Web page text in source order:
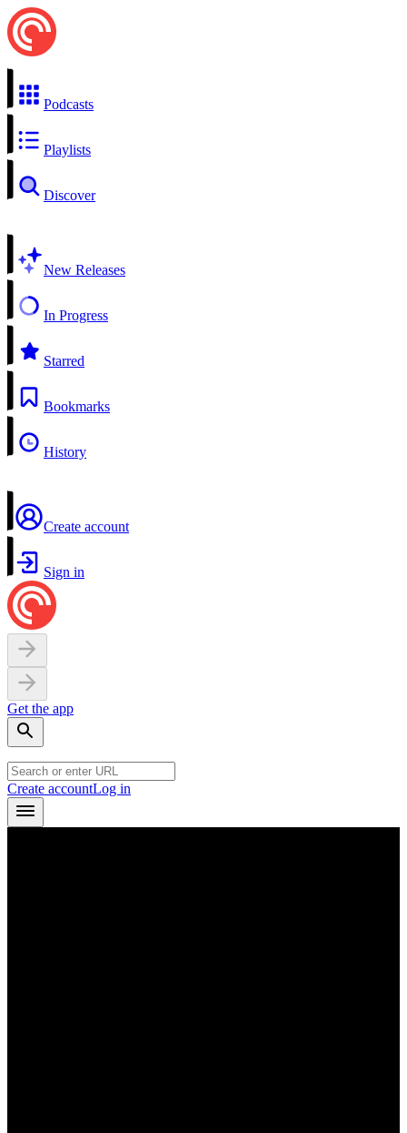
Podcasts
Playlists
Discover
New Releases
In Progress
Starred
Bookmarks
History
Create account
Sign in
Get the app
Create accountLog in